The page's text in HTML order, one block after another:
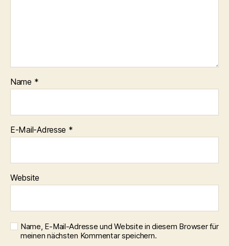
Name *
E-Mail-Adresse *
Website
Name, E-Mail-Adresse und Website in diesem Browser für
meinen nächsten Kommentar speichern.